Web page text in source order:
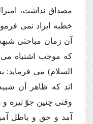
مصداق نداشت،
خطبه ایراد نمى
آن زمان مباحثى
كه موجب اشتباه مى
السلام) مى فرماید:
اند كه ظاهر آن
وقتى چنین جوّ تیره
آمد و حق و باطل